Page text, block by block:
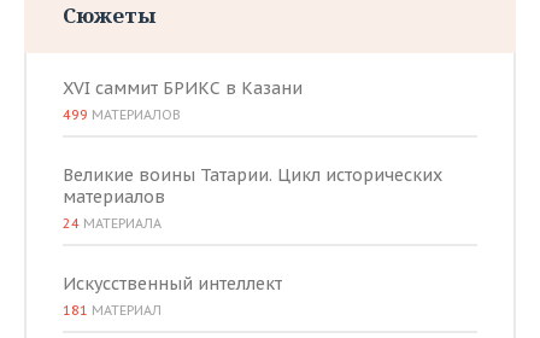
Сюжеты
XVI саммит БРИКС в Казани
499 МАТЕРИАЛОВ
Великие воины Татарии. Цикл исторических
материалов
24 МАТЕРИАЛА
Искусственный интеллект
181 МАТЕРИАЛ